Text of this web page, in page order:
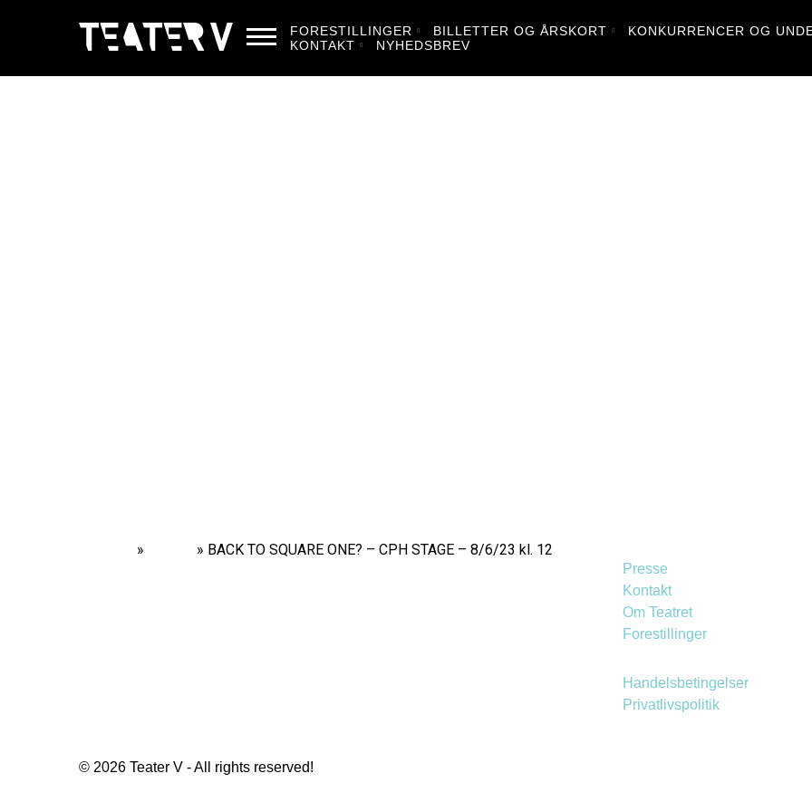
FORESTILLINGER BILLETTER OG ÅRSKORT KONKURRENCER OG
KONTAKT
NYHEDSBREV
» » BACK TO SQUARE ONE? – CPH STAGE – 8/6/23 kl. 12
Presse
Kontakt
Om Teatret
Forestillinger
Handelsbetingelser
Privatlivspolitik
© 2026 Teater V - All rights reserved!